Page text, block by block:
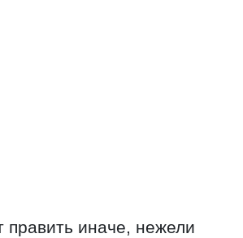
править иначе, нежели